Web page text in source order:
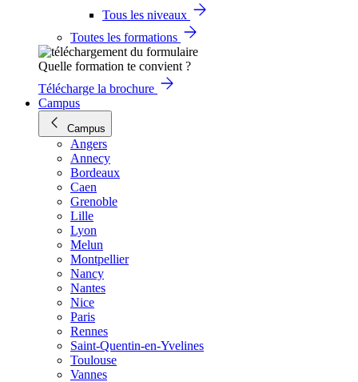
Tous les niveaux
Toutes les formations
Quelle formation te convient ?
Télécharge la brochure
Campus
Campus
Angers
Annecy
Bordeaux
Caen
Grenoble
Lille
Lyon
Melun
Montpellier
Nancy
Nantes
Nice
Paris
Rennes
Saint-Quentin-en-Yvelines
Toulouse
Vannes